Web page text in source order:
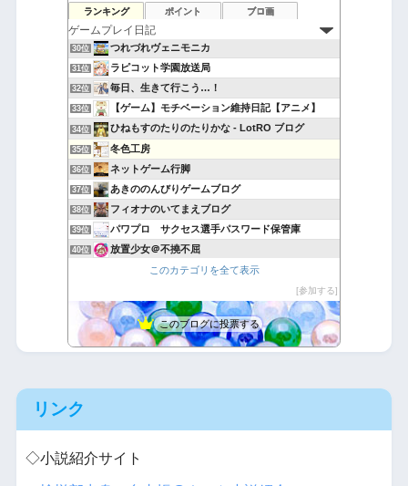
ランキング ポイント ブロ画
28位 萎えと飽きの狭間で
29位 20年後のヴァナの地へ
30位 つれづれヴェニモニカ
31位 ラピコット学園放送局
32位 毎日、生きて行こう…！
33位 【ゲーム】モチベーション維持日記【アニメ】
34位 ひねもすのたりのたりかな - LotRO ブログ
35位 冬色工房
36位 ネットゲーム行脚
37位 あきののんびりゲームブログ
38位 フィオナのいてまえブログ
39位 パワプロ サクセス選手パスワード保管庫
40位 放置少女＠不撓不屈
戦国ixa日記 １７-３２
このカテゴリを全て表示
参加する
このブログに投票する
リンク
◇小説紹介サイト